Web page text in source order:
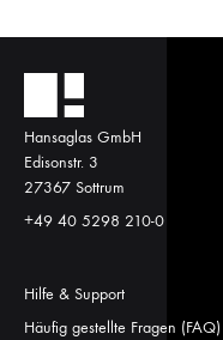
Hansaglas GmbH
Edisonstr. 3
27367 Sottrum
+49 40 5298 210-0
Hilfe & Support
Häufig gestellte Fragen (FAQ)